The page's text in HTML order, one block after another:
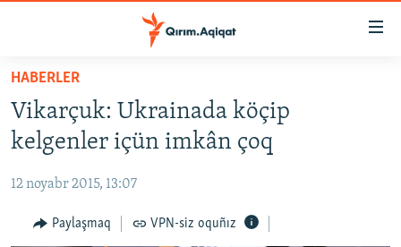
Esas
qaytmaq
Baş
navigatsiyağa
qaytmaq
qaytmaq
HABERLER
SİYASET
İQTİSADİYAT
CEMİYET
MEDENİYET
HABERLER
Vikarçuk: Ukrainada köçip
kelgenler içün imkân çoq
12 noyabr 2015, 13:07
Paylaşmaq VPN-siz oquñız